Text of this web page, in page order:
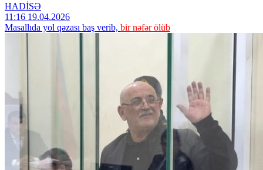
HADİSƏ
11:16 19.04.2026
Masallıda yol qəzası baş verib, bir nəfər ölüb